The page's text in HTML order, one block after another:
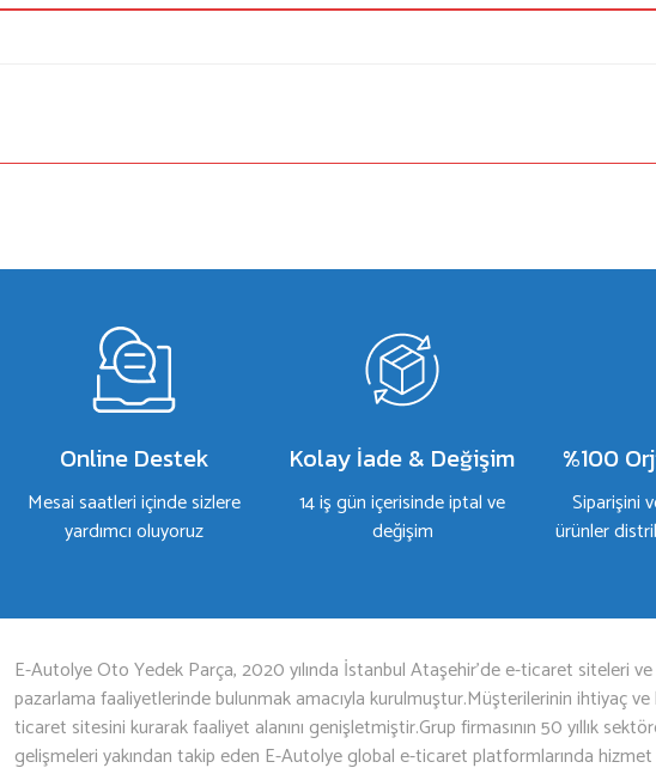
Bu ürüne ilk yorumu siz yapın!
Online Destek
Mesai saatleri içinde sizlere
yardımcı oluyoruz
Kolay İade & Değişim
14 iş gün içerisinde iptal ve
değişim
%100
Siparişini
ürünler
E-Autolye Oto Yedek Parça, 2020 yılında İstanbul Ataşehir’de e-ticaret siteleri
pazarlama faaliyetlerinde bulunmak amacıyla kurulmuştur.Müşterilerinin ihtiyaç
ticaret sitesini kurarak faaliyet alanını genişletmiştir.Grup firmasının 50 yıllık
gelişmeleri yakından takip eden E-Autolye global e-ticaret platformlarında